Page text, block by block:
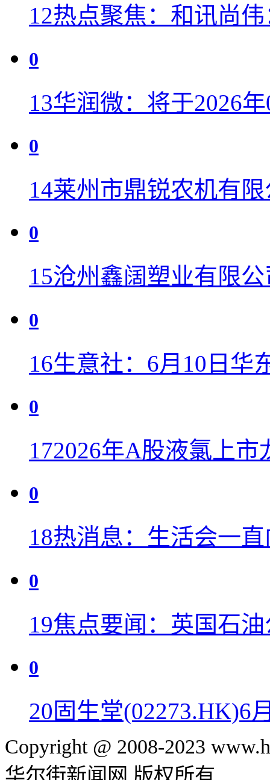
12热点聚焦：和讯尚
0
13华润微：将于2026
0
14莱州市鼎锐农机有
0
15沧州鑫阔塑业有限
0
16生意社：6月10日华
0
172026年A股液氯上
0
18热消息：生活会一
0
19焦点要闻：英国石
0
20固生堂(02273.HK)6
Copyright @ 2008-2023